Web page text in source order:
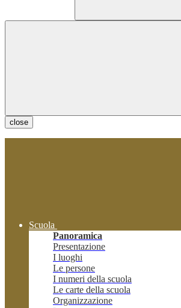
close
Scuola
Panoramica
Presentazione
I luoghi
Le persone
I numeri della scuola
Le carte della scuola
Organizzazione